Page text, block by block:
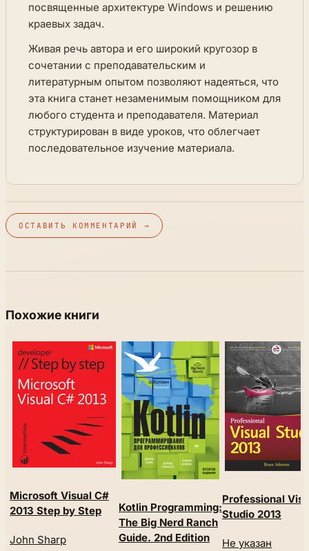
посвященные архитектуре Windows и решению
краевых задач.
Живая речь автора и его широкий кругозор в
сочетании с преподавательским и
литературным опытом позволяют надеяться, что
эта книга станет незаменимым помощником для
любого студента и преподавателя. Материал
структурирован в виде уроков, что облегчает
последовательное изучение материала.
ОСТАВИТЬ КОММЕНТАРИЙ →
Похожие книги
Microsoft Visual C#
2013 Step by Step
John Sharp
Kotlin Programming:
The Big Nerd Ranch
Guide. 2nd Edition
Professional
Studio 2013
Не указан